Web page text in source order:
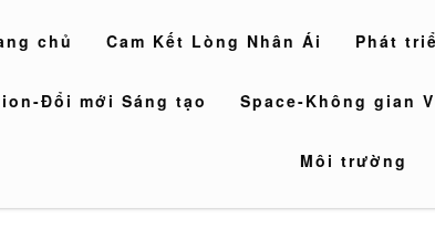
chủ Cam Kết Lòng Nhân Ái Phát
Đổi mới Sáng tạo Space-Không gian
Môi trường